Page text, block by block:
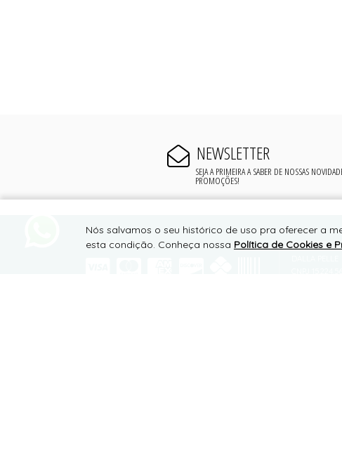
NEWSLETTER
SEJA A PRIMEIRA A SABER DE NOSSAS
PROMOÇÕES!
PAGAMENTO
SUPORTE
Nós salvamos o seu histórico de uso pra oferecer a
esta condição. Conheça nossa Política de Cookies e